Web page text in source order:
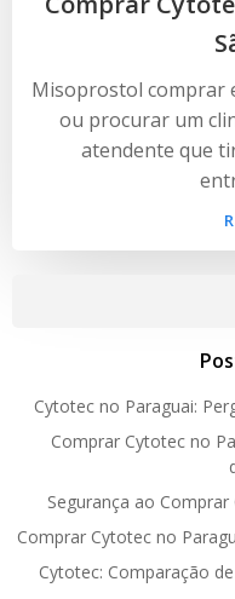
Misoprostol comprar
ou procurar um
atendente que
Cytotec no Paraguai:
Comprar Cytotec no
Segurança ao
Comprar Cytotec no
Cytotec: Comparação